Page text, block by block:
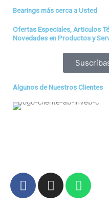
Bearings más cerca a Usted
Ofertas Especiales, Articulos
Novedades en Productos y
Algunos de Nuestros Clientes
F
a
I
n
W
h